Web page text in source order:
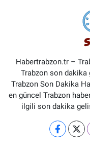
Habertrabzon.tr –
Trabzon son
Trabzon Son Dakika
en güncel Trabzon
ilgili son dakika